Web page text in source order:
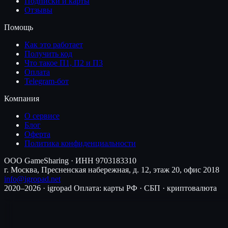
Отзывы
Помощь
Как это работает
Получить код
Что такое П1, П2 и П3
Оплата
Telegram-бот
Компания
О сервисе
Блог
Оферта
Политика конфиденциальности
ООО GameSharing · ИНН 9703183310
г. Москва, Пресненская набережная, д. 12, этаж 20, офис 2018
info@igropad.net
2020–2026 · igropad Оплата: карты РФ · СБП · криптовалюта